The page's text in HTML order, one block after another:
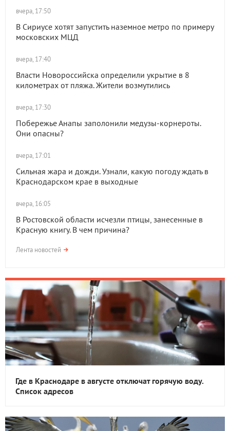
вчера, 17:50
В Сириусе хотят запустить наземное метро по примеру
московских МЦД
вчера, 17:40
Власти Новороссийска определили укрытие в 8
километрах от пляжа. Жители возмутились
вчера, 17:30
Побережье Анапы заполонили медузы-корнероты.
Они опасны?
вчера, 17:01
Сильная жара и дожди. Узнали, какую погоду ждать в
Краснодарском крае в выходные
вчера, 16:05
В Ростовской области исчезли птицы, занесенные в
Красную книгу. В чем причина?
Лента новостей
Где в Краснодаре в августе отключат горячую воду.
Список адресов